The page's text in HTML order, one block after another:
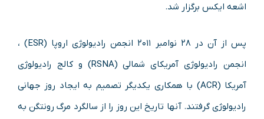
اشعه ایکس برگزار شد.
پس از آن در ۲۸ نوامبر ۲۰۱۱ انجمن رادیولوژی اروپا (ESR) ،
انجمن رادیولوژی آمریکای شمالی (RSNA) و کالج رادیولوژی
آمریکا (ACR) با همکاری یکدیگر تصمیم به ایجاد روز جهانی
رادیولوژی گرفتند. آنها تاریخ این روز را از سالگرد مرگ رونتگن به